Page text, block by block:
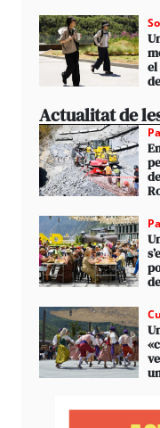
el
Actualitat de